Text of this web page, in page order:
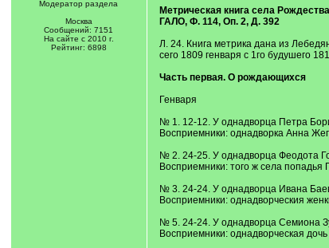
Модератор раздела
Москва
Сообщений: 7151
На сайте с 2010 г.
Рейтинг: 6898
Метрическая книга села
ГАЛО, Ф. 114, Оп. 2, Д. 392
Л. 24. Книга метрика дана из
сего 1809 генваря с 1го будушего
Часть первая. О рождающихся
Генваря
№ 1. 12-12. У однадворца Петра
Восприемники: однадворка Анна
№ 2. 24-25. У однадворца Феодота
Восприемники: того ж села попадья
№ 3. 24-24. У однадворца Ивана
Восприемники: однадворческия
№ 5. 24-24. У однадворца Семиона
Восприемники: однадворческая